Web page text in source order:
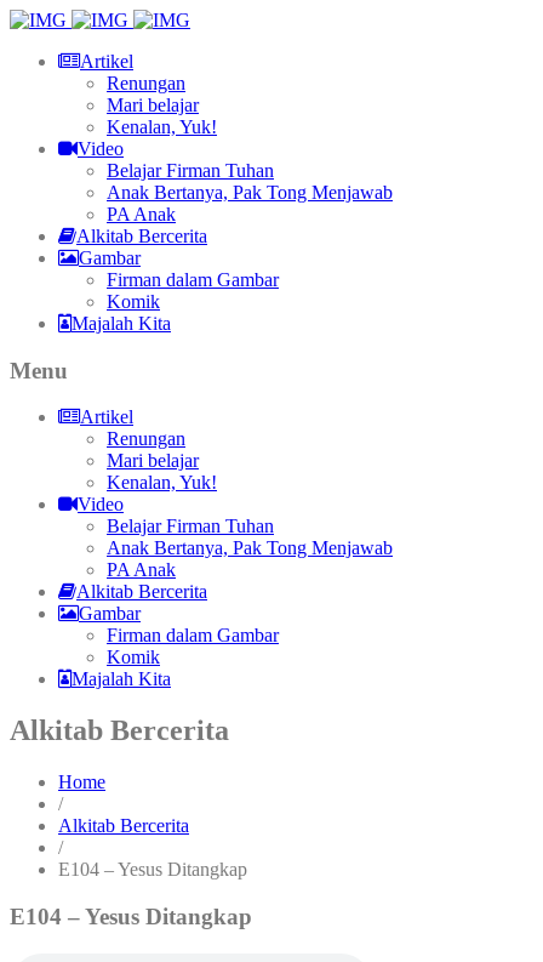
Artikel
Renungan
Mari belajar
Kenalan, Yuk!
Video
Belajar Firman Tuhan
Anak Bertanya, Pak Tong Menjawab
PA Anak
Alkitab Bercerita
Gambar
Firman dalam Gambar
Komik
Majalah Kita
Menu
Artikel
Renungan
Mari belajar
Kenalan, Yuk!
Video
Belajar Firman Tuhan
Anak Bertanya, Pak Tong Menjawab
PA Anak
Alkitab Bercerita
Gambar
Firman dalam Gambar
Komik
Majalah Kita
Alkitab Bercerita
Home
/
Alkitab Bercerita
/
E104 – Yesus Ditangkap
E104 – Yesus Ditangkap